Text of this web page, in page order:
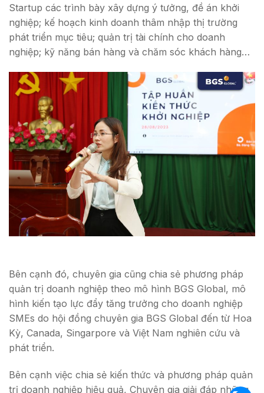
Startup các trình bày xây dựng ý tưởng, đề án khởi
nghiệp; kế hoạch kinh doanh thâm nhập thị trường
phát triển mục tiêu; quản trị tài chính cho doanh
nghiệp; kỹ năng bán hàng và chăm sóc khách hàng…
Bên cạnh đó, chuyên gia cũng chia sẻ phương pháp
quản trị doanh nghiệp theo mô hình BGS Global, mô
hình kiến tạo lực đẩy tăng trưởng cho doanh nghiệp
SMEs do hội đồng chuyên gia BGS Global đến từ Hoa
Kỳ, Canada, Singarpore và Việt Nam nghiên cứu và
phát triển.
Bên cạnh việc chia sẻ kiến thức và phương pháp quản
trị doanh nghiệp hiệu quả, Chuyên gia giải đáp những